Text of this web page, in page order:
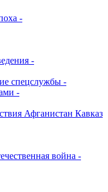
-
-
спецслужбы -
-
Афганистан Кавказ
война -